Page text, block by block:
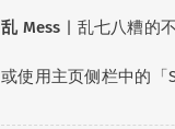
乱 Mess | 乱七八糟的
或使用主页侧栏中的「